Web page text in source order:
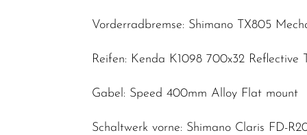
Vorderradbremse: Shimano TX805
Reifen: Kenda K1098 700x32 Reflective
Gabel: Speed 400mm Alloy Flat mount
Schaltwerk vorne: Shimano Claris FD-